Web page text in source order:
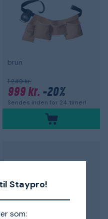
Staypro!
som:
brun
1 249 kr.
999 kr. -20%
Sendes inden for 24 timer!
Hængelomme